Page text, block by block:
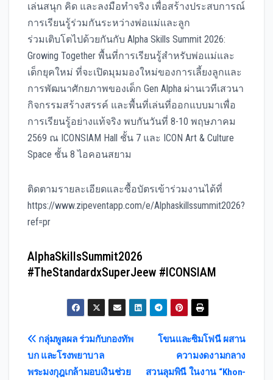
เล่นสนุก คิด และลงมือทำจริง เพื่อสร้างประสบการณ์
การเรียนรู้ร่วมกันระหว่างพ่อแม่และลูก
ร่วมเติบโตไปด้วยกันกับ Alpha Skills Summit 2026:
Growing Together พื้นที่การเรียนรู้สำหรับพ่อแม่และ
เด็กยุคใหม่ ที่จะเปิดมุมมองใหม่ของการเลี้ยงลูกและ
การพัฒนาศักยภาพของเด็ก Gen Alpha ผ่านเวทีเสวนา
กิจกรรมสร้างสรรค์ และพื้นที่เล่นที่ออกแบบมาเพื่อ
การเรียนรู้อย่างแท้จริง พบกันวันที่ 8-10 พฤษภาคม
2569 ณ ICONSIAM Hall ชั้น 7 และ ICON Art & Culture
Space ชั้น 8 ไอคอนสยาม
ติดตามรายละเอียดและซื้อบัตรเข้าร่วมงานได้ที่
https://www.zipeventapp.com/e/Alphaskillssummit2026?
ref=pr
AlphaSkillsSummit2026
#TheStandardxSuperJeew #ICONSIAM
Post
navigation
โขนและซิมโฟนี ผสาน
ความงดงามกลาง
สวนลุมพินี ในงาน “Khon-
กลุ่มพูลผล ร่วมกับกองทัพ
บก และโรงพยาบาล
พระมงกุฎเกล้ามอบเงินช่วย